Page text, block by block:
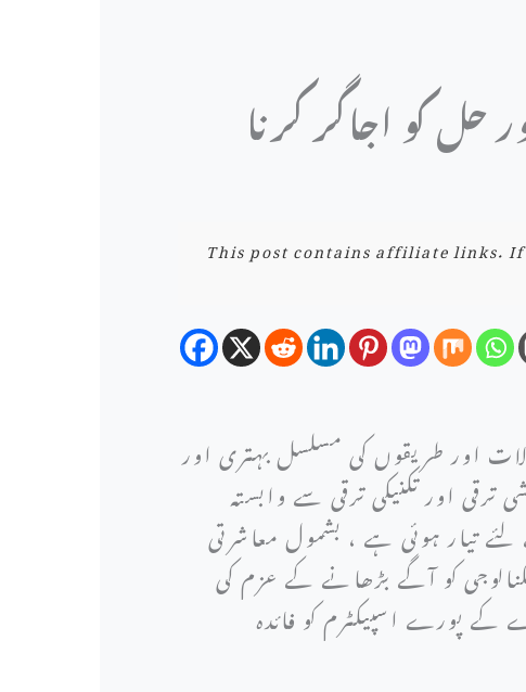
کو اجاگر کرنا
This post contains affiliate links.
اور طریقوں کی مسلسل بہتری اور
ترقی اور تکنیکی ترقی سے وابستہ
تیار ہوئی ہے ، بشمول معاشرتی
کو آگے بڑھانے کے عزم کی
پورے اسپیکٹرم کو فائدہ